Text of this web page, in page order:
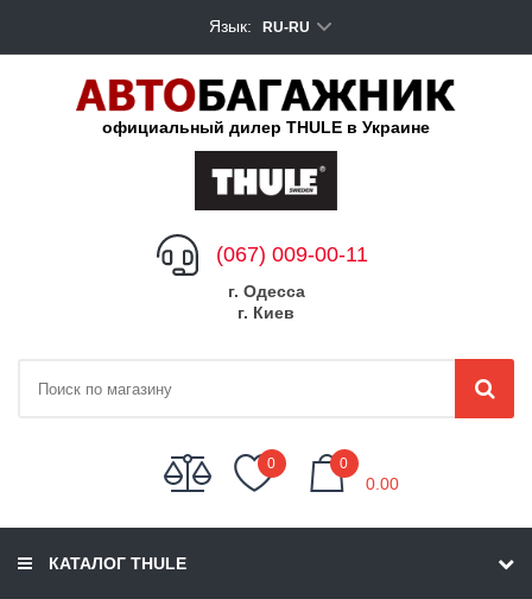
Язык: RU-RU
официальный дилер THULE в Украине
(067) 009-00-11
г. Одесса
г. Киев
0 0
0.00
КАТАЛОГ THULE